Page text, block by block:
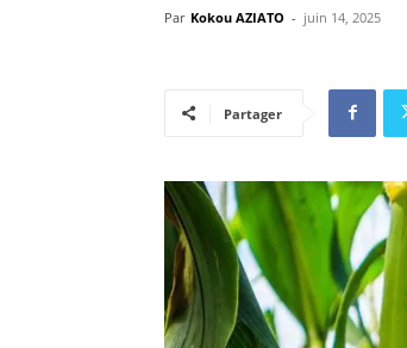
Par Kokou AZIATO - juin 14, 2025
Partager